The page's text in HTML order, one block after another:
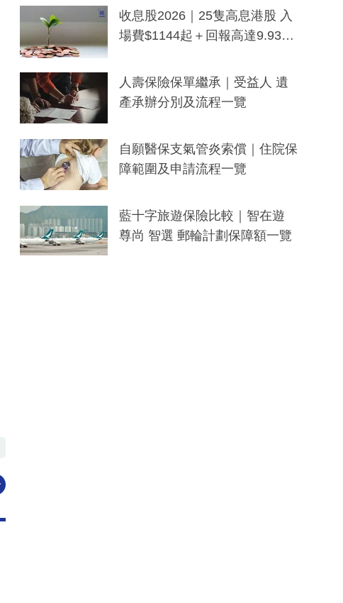
一度被誤當詐騙手段
收息股2026｜25隻高息港股 入
場費$1144起＋回報高達9.93
人壽保險保單繼承｜受益人 遺
產承辦分別及流程一覽
自願醫保支氣管炎索償｜住院保
障範圍及申請流程一覽
藍十字旅遊保險比較｜智在遊
尊尚 智選 郵輪計劃保障額一覽